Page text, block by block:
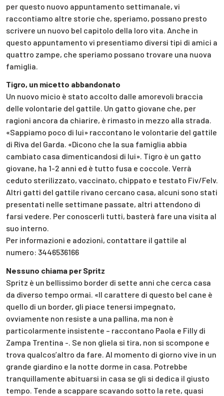
per questo nuovo appuntamento settimanale, vi
raccontiamo altre storie che, speriamo, possano presto
scrivere un nuovo bel capitolo della loro vita. Anche in
questo appuntamento vi presentiamo diversi tipi di amici a
quattro zampe, che speriamo possano trovare una nuova
famiglia.
Tigro, un micetto abbandonato
Un nuovo micio è stato accolto dalle amorevoli braccia
delle volontarie del gattile. Un gatto giovane che, per
ragioni ancora da chiarire, è rimasto in mezzo alla strada.
«Sappiamo poco di lui» raccontano le volontarie del gattile
di Riva del Garda. «Dicono che la sua famiglia abbia
cambiato casa dimenticandosi di lui». Tigro è un gatto
giovane, ha 1-2 anni ed è tutto fusa e coccole. Verrà
ceduto sterilizzato, vaccinato, chippato e testato Fiv/Felv.
Altri gatti del gattile rivano cercano casa, alcuni sono stati
presentati nelle settimane passate, altri attendono di
farsi vedere. Per conoscerli tutti, basterà fare una visita al
suo interno.
Per informazioni e adozioni, contattare il gattile al
numero: 3446536166
Nessuno chiama per Spritz
Spritz è un bellissimo border di sette anni che cerca casa
da diverso tempo ormai. «Il carattere di questo bel cane è
quello di un border, gli piace tenersi impegnato,
ovviamente non resiste a una pallina, ma non è
particolarmente insistente – raccontano Paola e Filly di
Zampa Trentina -. Se non gliela si tira, non si scompone e
trova qualcos’altro da fare. Al momento di giorno vive in un
grande giardino e la notte dorme in casa. Potrebbe
tranquillamente abituarsi in casa se gli si dedica il giusto
tempo. Tende a scappare scavando sotto la rete, quasi